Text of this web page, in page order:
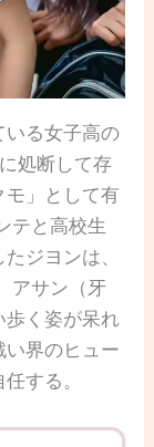
いる女子高の
処断して存
」として有
テと高校生
ジヨンは、
アサン（牙
歩く姿が呆れ
い界のヒュー
する。